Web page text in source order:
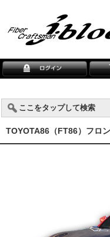
ここをタップして検索
TOYOTA86（FT86）フロ